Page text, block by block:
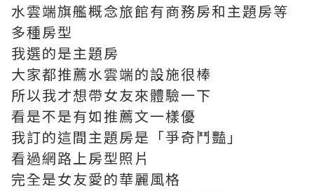
水雲端旗艦概念旅館有商務房和主題房等
多種房型
我選的是主題房
大家都推薦水雲端的設施很棒
所以我才想帶女友來體驗一下
看是不是有如推薦文一樣優
我訂的這間主題房是「爭奇鬥豔」
看過網路上房型照片
完全是女友愛的華麗風格